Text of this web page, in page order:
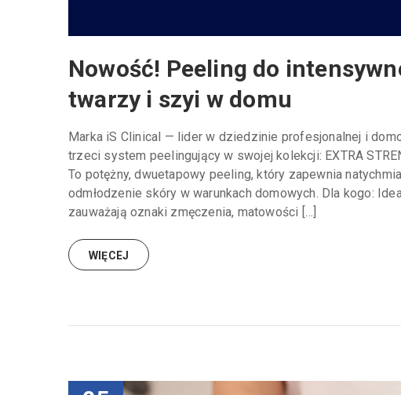
Nowość! Peeling do
twarzy i szyi w domu
Marka iS Clinical — lider w dziedzinie profesjonalnej i
trzeci system peelingujący w swojej kolekcji: EXTRA
To potężny, dwuetapowy peeling, który zapewnia
odmłodzenie skóry w warunkach domowych. Dla kogo:
zauważają oznaki zmęczenia, matowości […]
WIĘCEJ